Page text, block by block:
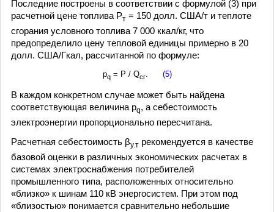
Последние построены в соответствии с формулой (3) при
расчетной цене топлива Рт = 150 долл. США/т и теплоте
сгорания условного топлива 7 000 ккал/кг, что
предопределило цену тепловой единицы примерно в 20
долл. США/Гкал, рассчитанной по формуле:
рq= P / Qсг. (5)
В каждом конкретном случае может быть найдена
соответствующая величина рq, а себестоимость
электроэнергии пропорционально пересчитана.
Расчетная себестоимость βу.т рекомендуется в качестве
базовой оценки в различных экономических расчетах в
системах электроснабжения потребителей
промышленного типа, расположенных относительно
«близко» к шинам 110 кВ энергосистем. При этом под
«близостью» понимается сравнительно небольшие